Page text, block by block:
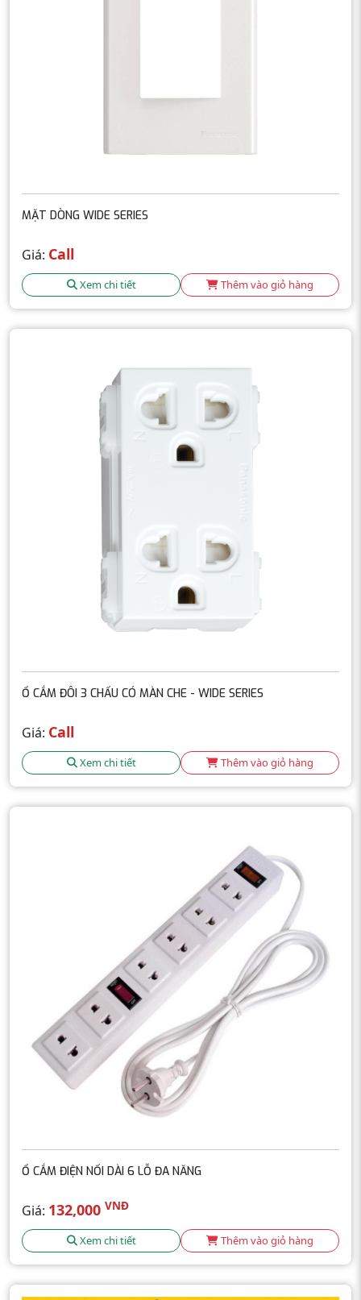
MẶT DÒNG WIDE SERIES
Giá: Call
Xem chi tiết Thêm vào giỏ hàng
Ổ CẮM ĐÔI 3 CHẤU CÓ MÀN CHE - WIDE SERIES
Giá: Call
Xem chi tiết Thêm vào giỏ hàng
Ổ CẮM ĐIỆN NỐI DÀI 6 LỖ ĐA NĂNG
Giá: 132,000 VNĐ
Xem chi tiết Thêm vào giỏ hàng